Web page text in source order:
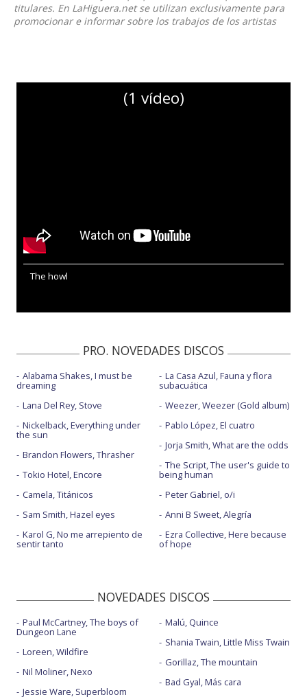
titulares. En LaHiguera.net se utilizan exclusivamente para
promocionar e informar sobre los trabajos de los artistas
(1 vídeo)
The howl
PRO. NOVEDADES DISCOS
Alabama Shakes, I must be
dreaming
Lana Del Rey, Stove
Nickelback, Everything under
the sun
Brandon Flowers, Thrasher
Tokio Hotel, Encore
Camela, Titánicos
Sam Smith, Hazel eyes
Karol G, No me arrepiento de
sentir tanto
La Casa Azul, Fauna y flora
subacuática
Weezer, Weezer (Gold album)
Pablo López, El cuatro
Jorja Smith, What are the odds
The Script, The user's guide to
being human
Peter Gabriel, o/i
Anni B Sweet, Alegría
Ezra Collective, Here because
of hope
NOVEDADES DISCOS
Paul McCartney, The boys of
Dungeon Lane
Loreen, Wildfire
Nil Moliner, Nexo
Jessie Ware, Superbloom
Malú, Quince
Shania Twain, Little Miss Twain
Gorillaz, The mountain
Bad Gyal, Más cara